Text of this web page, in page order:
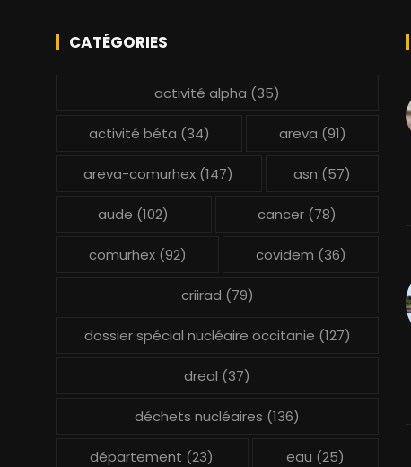
CATÉGORIES
activité alpha (35)
activité béta (34) areva (91)
areva-comurhex (147) asn (57)
aude (102) cancer(78)
comurhex(92) covidem (36)
criirad (79)
dossier spécial nucléaire occitanie (127)
dreal (37)
déchets nucléaires (136)
département (23) eau (25)